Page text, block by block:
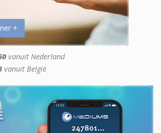
+
vanuit Nederland
vanuit België